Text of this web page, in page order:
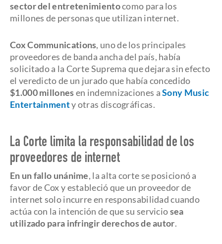
sector del entretenimientocomo para los
millones de personas que utilizan internet.
Cox Communications, uno de los principales
proveedores de banda ancha del país, había
solicitado a la Corte Suprema que dejara sin efecto
el veredicto de un jurado que había concedido
$1.000 millonesen indemnizaciones aSony Music
Entertainmenty otras discográficas.
La Corte limita la responsabilidad de los
proveedores de internet
En un fallo unánime, la alta corte se posicionó a
favor de Cox y estableció que un proveedor de
internet solo incurre en responsabilidad cuando
actúa con la intención de que su serviciosea
utilizado para infringir derechos de autor.